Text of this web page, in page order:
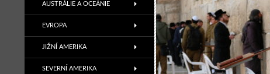
AUSTRÁLIE A OCEÁNIE
EVROPA
JIŽNÍ AMERIKA
SEVERNÍ AMERIKA